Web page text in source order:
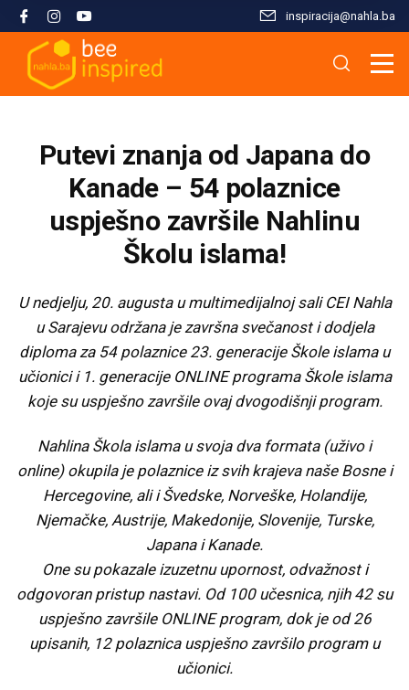
inspiracija@nahla.bа
Putevi znanja od Japana do
Kanade – 54 polaznice
uspješno završile Nahlinu
Školu islama!
U nedjelju, 20. augusta u multimedijalnoj sali CEI Nahla
u Sarajevu održana je završna svečanost i dodjela
diploma za 54 polaznice 23. generacije Škole islama u
učionici i 1. generacije ONLINE programa Škole islama
koje su uspješno završile ovaj dvogodišnji program.
Nahlina Škola islama u svoja dva formata (uživo i
online) okupila je polaznice iz svih krajeva naše Bosne i
Hercegovine, ali i Švedske, Norveške, Holandije,
Njemačke, Austrije, Makedonije, Slovenije, Turske,
Japana i Kanade.
One su pokazale izuzetnu upornost, odvažnost i
odgovoran pristup nastavi. Od 100 učesnica, njih 42 su
uspješno završile ONLINE program, dok je od 26
upisanih, 12 polaznica uspješno završilo program u
učionici.
Misija i filozofija
Konsultanti/ice
Kontaktirajte nas
Škola islama
Hifz Kur'ana
Arapski jezik kroz Kur'an
Seminari i radionice
Kursevi
Predavanja i tribine
Osnove islama
Stopama Poslanika
Žena i islam
Porodični život u islamu
Islamska kultura i civilizacija
Inspirativne priče i intervjui
Nahla kao inspiracija
Sloboda vjere
Analize i studije
Radni materijali
Multimedija